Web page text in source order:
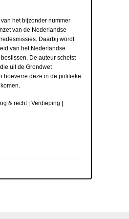
het bijzonder nummer
van de Nederlandse
Daarbij wordt
van het Nederlandse
De auteur schetst
uit de Grondwet
hoeverre deze in de politieke
& recht | Verdieping |